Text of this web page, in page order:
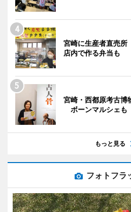
宮崎に生産者直売
店内で作る弁当も
宮崎・西都原考古博
ボーンマルシェも
もっと見る
フォトフラ